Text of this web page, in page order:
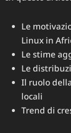
Le
Linux in
Le stime
Le
Il ruolo
locali
Trend di